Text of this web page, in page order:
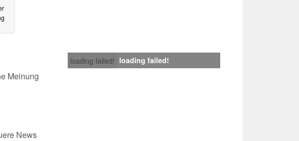
loading failed! loading failed!
Meinung
News